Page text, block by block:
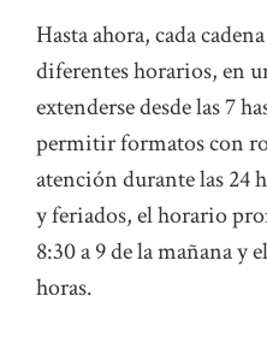
Hasta ahora, cada
diferentes horarios, en
extenderse desde las 7
permitir formatos con
atención durante las 24
y feriados, el horario
8:30 a 9 de la mañana y
horas.